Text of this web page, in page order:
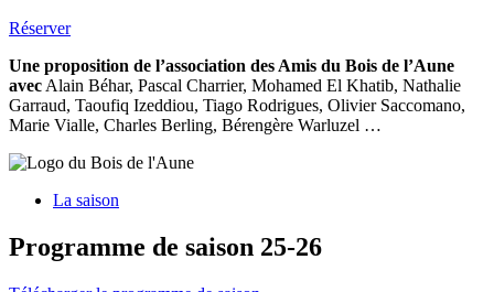
Réserver
Une proposition de l’association des Amis du Bois de l’Aune
avec Alain Béhar, Pascal Charrier, Mohamed El Khatib, Nathalie
Garraud, Taoufiq Izeddiou, Tiago Rodrigues, Olivier Saccomano,
Marie Vialle, Charles Berling, Bérengère Warluzel …
La saison
Programme de saison 25-26